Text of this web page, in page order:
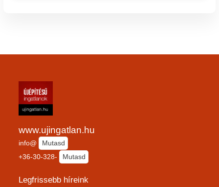
www.ujingatlan.hu
info@
Mutasd
+36-30-328-
Mutasd
Legfrissebb híreink